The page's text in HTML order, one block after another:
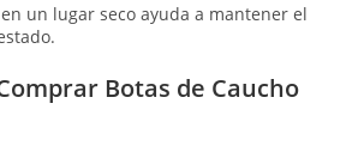
un lugar seco ayuda a mantener el
Botas de Caucho